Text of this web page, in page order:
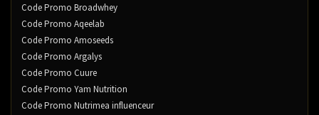
Code Promo Broadwhey
Code Promo Aqeelab
Code Promo Amoseeds
Code Promo Argalys
Code Promo Cuure
Code Promo Yam Nutrition
Code Promo Nutrimea influenceur